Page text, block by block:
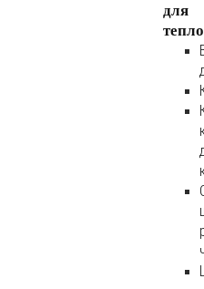
для